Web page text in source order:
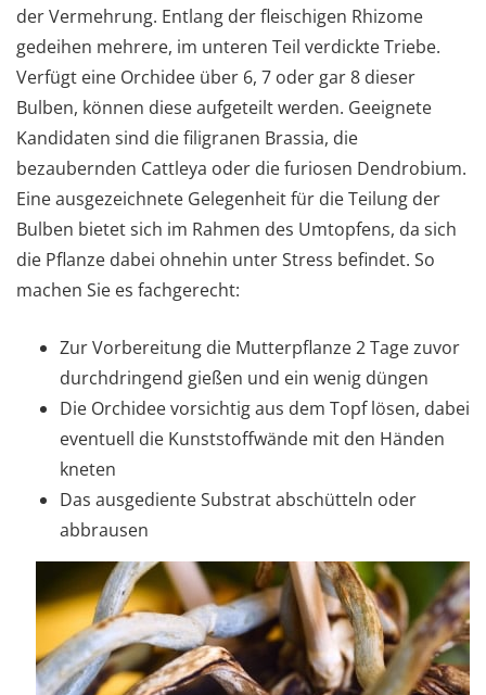
der Vermehrung. Entlang der fleischigen Rhizome
gedeihen mehrere, im unteren Teil verdickte Triebe.
Verfügt eine Orchidee über 6, 7 oder gar 8 dieser
Bulben, können diese aufgeteilt werden. Geeignete
Kandidaten sind die filigranen Brassia, die
bezaubernden Cattleya oder die furiosen Dendrobium.
Eine ausgezeichnete Gelegenheit für die Teilung der
Bulben bietet sich im Rahmen des Umtopfens, da sich
die Pflanze dabei ohnehin unter Stress befindet. So
machen Sie es fachgerecht:
Zur Vorbereitung die Mutterpflanze 2 Tage zuvor
durchdringend gießen und ein wenig düngen
Die Orchidee vorsichtig aus dem Topf lösen, dabei
eventuell die Kunststoffwände mit den Händen
kneten
Das ausgediente Substrat abschütteln oder
abbrausen